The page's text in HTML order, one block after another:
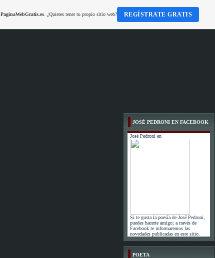
JOSÉ PEDRONI EN FACEBOOK
José Pedroni en
Si te gusta la poesía de José Pedroni,
puedes hacerte amigo; a través de
Facebook te informaremos las
novedades publicadas en este sitio.
POETA
PaginaWebGratis.es. ¿Quieres tener tu propio sitio web? REGÍSTRATE GRATIS